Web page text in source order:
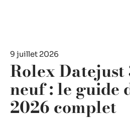
9 juillet 2026
Rolex
neuf : le guide
2026 complet